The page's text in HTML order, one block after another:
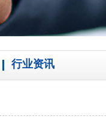
行业资讯